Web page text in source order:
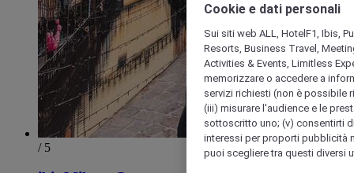
/ 5
Cookie e dati personali
Sui siti web ALL, HotelF1, Ibis,
Resorts, Business Travel,
Activities & Events, Limitless
memorizzare o accedere a
servizi richiesti (non è possibile
(iii) misurare l'audience e le
sottoscritto uno; (v) consentirti
interessi per proporti pubblicità
puoi scegliere tra questi diversi